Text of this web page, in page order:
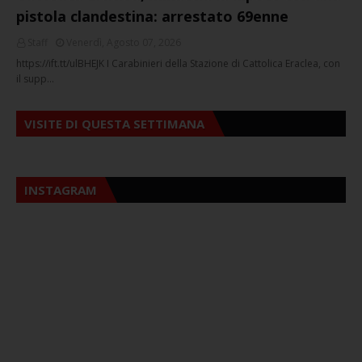
pistola clandestina: arrestato 69enne
https://ift.tt/ulBHEJK I Carabinieri della Stazione di Cattolica Eraclea, con
il supp…
VISITE DI QUESTA SETTIMANA
INSTAGRAM